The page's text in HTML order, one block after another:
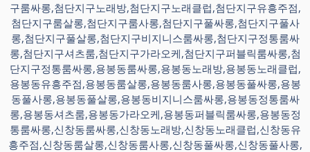
구룸싸롱,첨단지구노래방,첨단지구노래클럽,첨단지구유흥주점,
첨단지구룸살롱,첨단지구룸사롱,첨단지구풀싸롱,첨단지구풀사
롱,첨단지구풀살롱,첨단지구비지니스룸싸롱,첨단지구정통룸싸
롱,첨단지구셔츠룸,첨단지구가라오케,첨단지구퍼블릭룸싸롱,첨
단지구정통룸싸롱,용봉동룸싸롱,용봉동노래방,용봉동노래클럽,
용봉동유흥주점,용봉동룸살롱,용봉동룸사롱,용봉동풀싸롱,용봉
동풀사롱,용봉동풀살롱,용봉동비지니스룸싸롱,용봉동정통룸싸
롱,용봉동셔츠룸,용봉동가라오케,용봉동퍼블릭룸싸롱,용봉동정
통룸싸롱,신창동룸싸롱,신창동노래방,신창동노래클럽,신창동유
흥주점,신창동룸살롱,신창동룸사롱,신창동풀싸롱,신창동풀사롱,